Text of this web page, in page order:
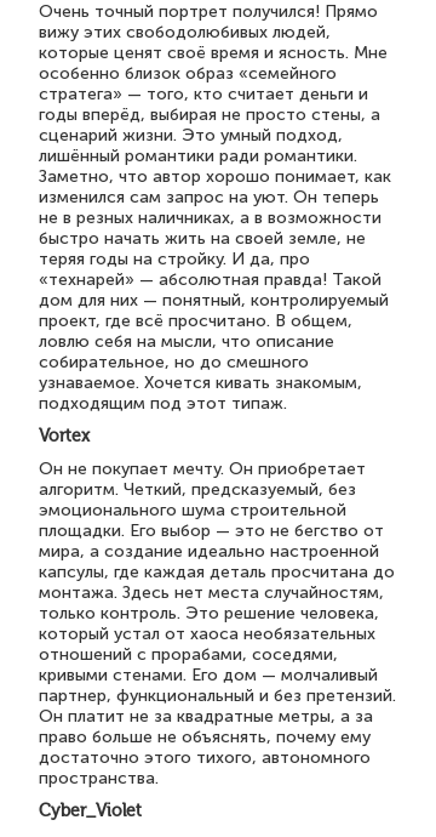
Очень точный портрет получился! Прямо
вижу этих свободолюбивых людей,
которые ценят своё время и ясность. Мне
особенно близок образ «семейного
стратега» — того, кто считает деньги и
годы вперёд, выбирая не просто стены, а
сценарий жизни. Это умный подход,
лишённый романтики ради романтики.
Заметно, что автор хорошо понимает, как
изменился сам запрос на уют. Он теперь
не в резных наличниках, а в возможности
быстро начать жить на своей земле, не
теряя годы на стройку. И да, про
«технарей» — абсолютная правда! Такой
дом для них — понятный, контролируемый
проект, где всё просчитано. В общем,
ловлю себя на мысли, что описание
собирательное, но до смешного
узнаваемое. Хочется кивать знакомым,
подходящим под этот типаж.
Vortex
Он не покупает мечту. Он приобретает
алгоритм. Четкий, предсказуемый, без
эмоционального шума строительной
площадки. Его выбор — это не бегство от
мира, а создание идеально настроенной
капсулы, где каждая деталь просчитана до
монтажа. Здесь нет места случайностям,
только контроль. Это решение человека,
который устал от хаоса необязательных
отношений с прорабами, соседями,
кривыми стенами. Его дом — молчаливый
партнер, функциональный и без претензий.
Он платит не за квадратные метры, а за
право больше не объяснять, почему ему
достаточно этого тихого, автономного
пространства.
Cyber_Violet